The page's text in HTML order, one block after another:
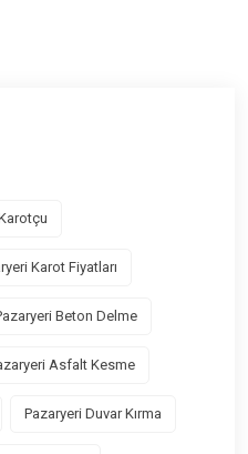
Karot Fiyatları
Beton Delme
Asfalt Kesme
Pazaryeri Duvar Kırma